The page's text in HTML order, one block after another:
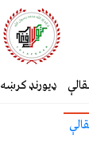
ډیورنډ کرښه